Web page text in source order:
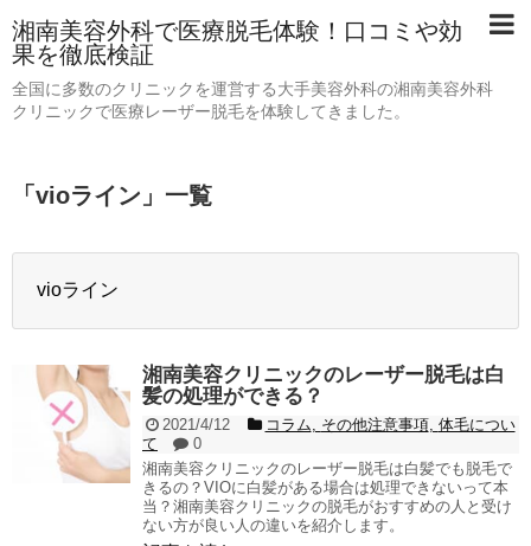
湘南美容外科で医療脱毛体験！口コミや効
果を徹底検証
全国に多数のクリニックを運営する大手美容外科の湘南美容外科
クリニックで医療レーザー脱毛を体験してきました。
「 vioライン 」 一覧
vioライン
湘南美容クリニックのレーザー脱毛は白
髪の処理ができる？
2021/4/12 コラム, その他注意事項, 体毛につい
て
0
湘南美容クリニックのレーザー脱毛は白髪でも脱毛で
きるの？VIOに白髪がある場合は処理できないって本
当？湘南美容クリニックの脱毛がおすすめの人と受け
ない方が良い人の違いを紹介します。